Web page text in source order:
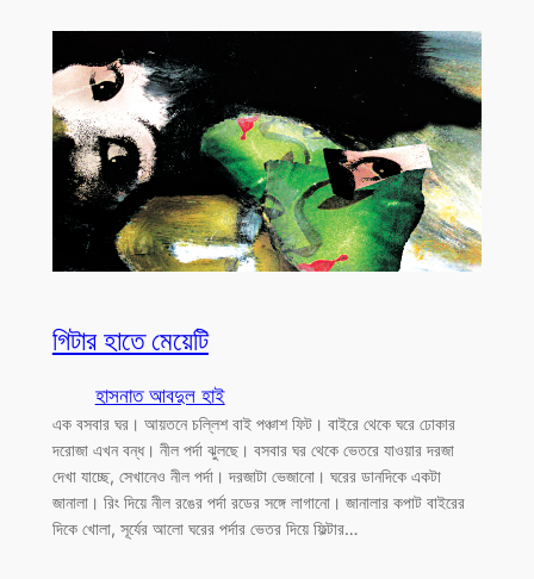
গিটার হাতে মেয়েটি
হাসনাত আবদুল হাই
এক বসবার ঘর। আয়তনে চল্লিশ বাই পঞ্চাশ ফিট। বাইরে থেকে ঘরে ঢোকার
দরোজা এখন বন্ধ। নীল পর্দা ঝুলছে। বসবার ঘর থেকে ভেতরে যাওয়ার দরজা
দেখা যাচ্ছে, সেখানেও নীল পর্দা। দরজাটা ভেজানো। ঘরের ডানদিকে একটা
জানালা। রিং দিয়ে নীল রঙের পর্দা রডের সঙ্গে লাগানো। জানালার কপাট বাইরের
দিকে খোলা, সূর্যের আলো ঘরের পর্দার ভেতর দিয়ে ফিল্টার…